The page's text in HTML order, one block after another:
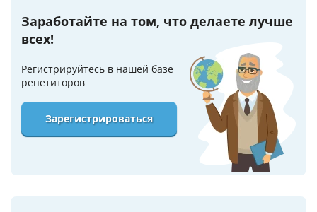
Заработайте на том, что делаете лучше
всех!
Регистрируйтесь в нашей базе
репетиторов
Зарегистрироваться